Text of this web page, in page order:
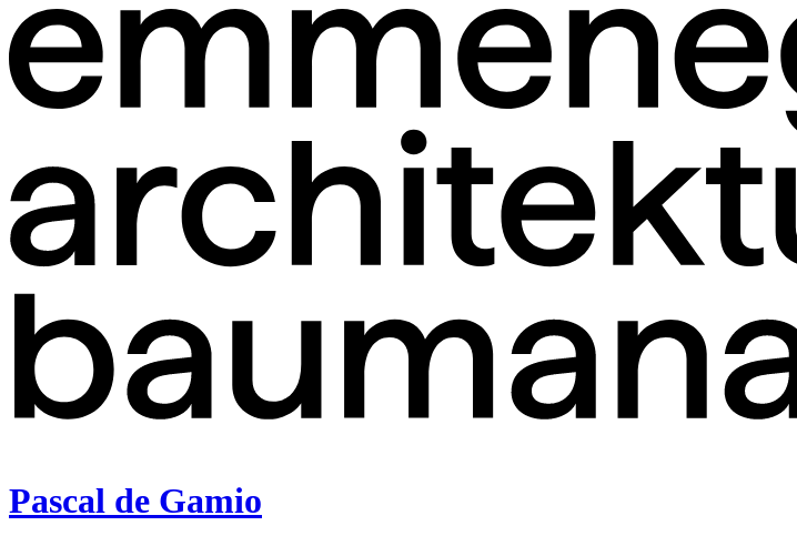
Pascal de Gamio